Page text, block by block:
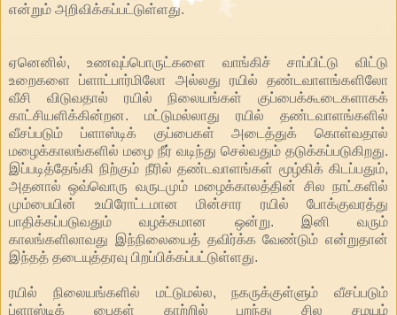
என்றும் அறிவிக்கப்பட்டுள்ளது.
ஏனெனில், உணவுப்பொருட்களை வாங்கிச் சாப்பிட்டு விட்டு
உறைகளை ப்ளாட்பார்மிலோ அல்லது ரயில் தண்டவாளங்களிலோ
வீசி விடுவதால் ரயில் நிலையங்கள் குப்பைக்கூடைகளாகக்
காட்சியளிக்கின்றன. மட்டுமல்லாது ரயில் தண்டவாளங்களில்
வீசப்படும் ப்ளாஸ்டிக் குப்பைகள் அடைத்துக் கொள்வதால்
மழைக்காலங்களில் மழை நீர் வடிந்து செல்வதும் தடுக்கப்படுகிறது.
இப்படித்தேங்கி நிற்கும் நீரில் தண்டவாளங்கள் மூழ்கிக் கிடப்பதும்,
அதனால் ஒவ்வொரு வருடமும் மழைக்காலத்தின் சில நாட்களில்
மும்பையின் உயிரோட்டமான மின்சார ரயில் போக்குவரத்து
பாதிக்கப்படுவதும் வழக்கமான ஒன்று. இனி வரும்
காலங்களிலாவது இந்நிலையைத் தவிர்க்க வேண்டும் என்றுதான்
இந்தத் தடையுத்தரவு பிறப்பிக்கப்பட்டுள்ளது.
ரயில் நிலையங்களில் மட்டுமல்ல, நகருக்குள்ளும் வீசப்படும்
ப்ளாஸ்டிக் பைகள் காற்றில் பறந்து சில சமயம்